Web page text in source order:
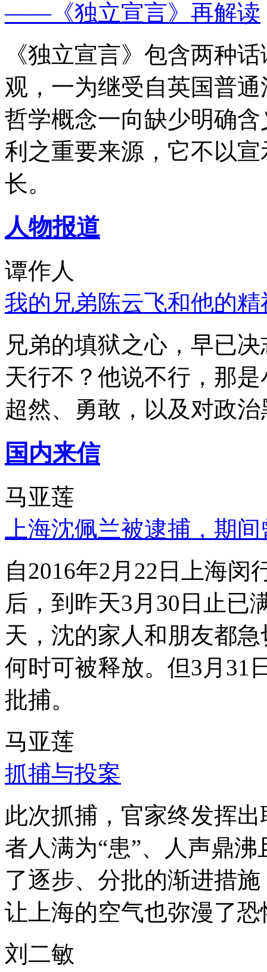
——《独立宣言》再解读
《独立宣言》包含两种
观，一为继受自英国普
哲学概念一向缺少明确
利之重要来源，它不以
长。
人物报道
谭作人
我的兄弟陈云飞和他的
兄弟的填狱之心，早已
天行不？他说不行，那
超然、勇敢，以及对政
国内来信
马亚莲
上海沈佩兰被逮捕，期
自2016年2月22日上海
后，到昨天3月30日止已
天，沈的家人和朋友都
何时可被释放。但3月31
批捕。
马亚莲
抓捕与投案
此次抓捕，官家终发挥
者人满为“患”、人声鼎
了逐步、分批的渐进措
让上海的空气也弥漫了
刘二敏